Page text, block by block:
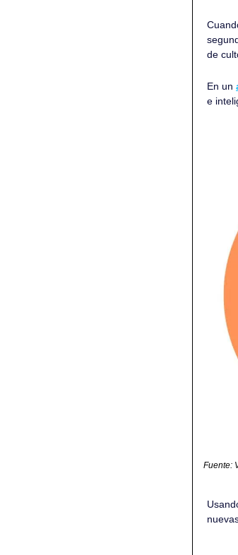
de
En un
e
Fuente: